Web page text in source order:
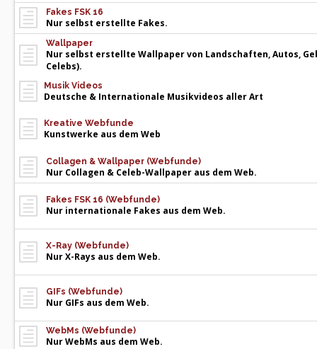
Fakes FSK 16
Nur selbst erstellte Fakes.
Wallpaper
Nur selbst erstellte Wallpaper von Landschaften, Autos,
Celebs).
Musik Videos
Deutsche & Internationale Musikvideos aller Art
Kreative Webfunde
Kunstwerke aus dem Web
Collagen & Wallpaper (Webfunde)
Nur Collagen & Celeb-Wallpaper aus dem Web.
Fakes FSK 16 (Webfunde)
Nur internationale Fakes aus dem Web.
X-Ray (Webfunde)
Nur X-Rays aus dem Web.
GIFs (Webfunde)
Nur GIFs aus dem Web.
WebMs (Webfunde)
Nur WebMs aus dem Web.